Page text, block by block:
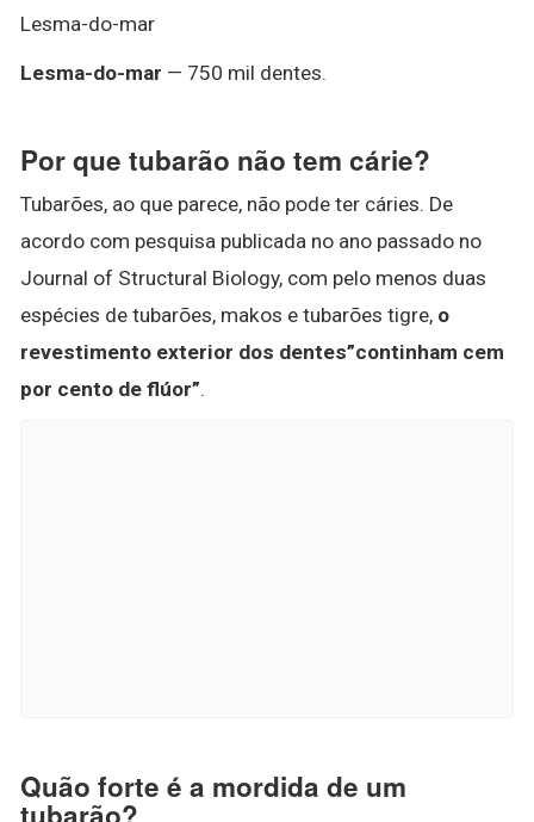
Lesma-do-mar
Lesma-do-mar — 750 mil dentes.
Por que tubarão não tem cárie?
Tubarões, ao que parece, não pode ter cáries. De
acordo com pesquisa publicada no ano passado no
Journal of Structural Biology, com pelo menos duas
espécies de tubarões, makos e tubarões tigre, o
revestimento exterior dos dentes”continham cem
por cento de flúor”.
Quão forte é a mordida de um